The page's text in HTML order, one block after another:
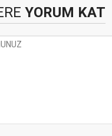
YORUM KAT